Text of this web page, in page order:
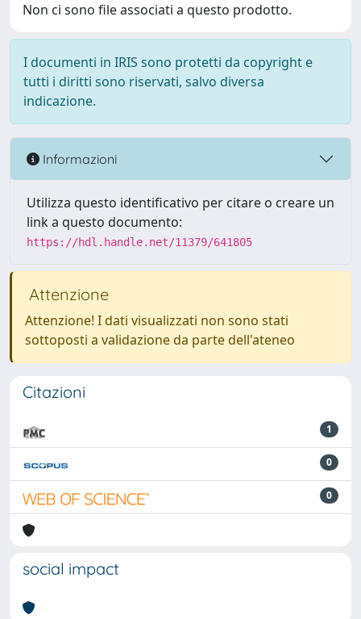
Non ci sono file associati a questo prodotto.
I documenti in IRIS sono protetti da copyright e
tutti i diritti sono riservati, salvo diversa
indicazione.
Informazioni
Utilizza questo identificativo per citare o creare un
link a questo documento:
https://hdl.handle.net/11379/641805
Attenzione
Attenzione! I dati visualizzati non sono stati
sottoposti a validazione da parte dell'ateneo
Citazioni
1
0
0
social impact